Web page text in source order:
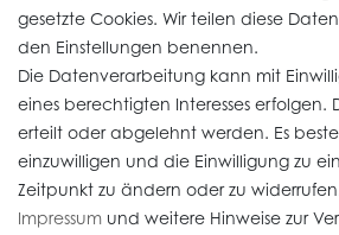
Informationen
Widerrufs­recht
Impressum
gesetzte Cookies. Wir teilen diese
den Einstellungen benennen.
Die Datenverarbeitung kann mit
eines berechtigten Interesses erfolgen.
erteilt oder abgelehnt werden. Es
einzuwilligen und die Einwilligung zu
Zeitpunkt zu ändern oder zu
Impressum und weitere Hinweise zur